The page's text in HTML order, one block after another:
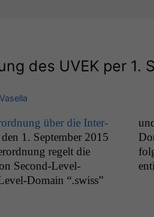
des UVEKper 1.
über die Inter­
1. Sep­tem­ber 2015
regelt die
Sec­ond-Lev­el-
Domain “.swiss”
Die Zuteilung von “.swiss”-Domains
ori­